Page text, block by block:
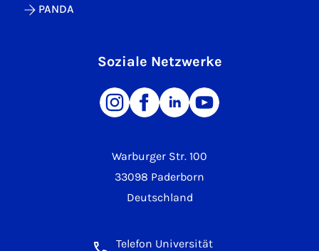
Warburger Str. 100
33098 Paderborn
Deutschland
Telefon Universität
PANDA
Soziale Netzwerke